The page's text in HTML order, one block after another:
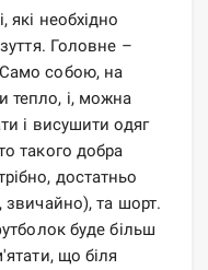
які необхідно
Головне –
собою, на
тепло, і, можна
і висушити одяг
такого добра
достатньо
звичайно), та шорт.
буде більш
що біля